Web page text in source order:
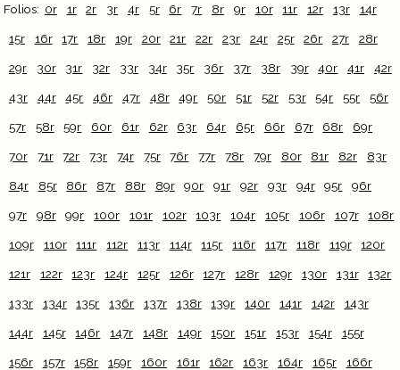
Folios: 0r 1r 2r 3r 4r 5r 6r 7r 8r 9r 10r 11r 12r 13r 14r
15r 16r 17r 18r 19r 20r 21r 22r 23r 24r 25r 26r 27r 28r
29r 30r 31r 32r 33r 34r 35r 36r 37r 38r 39r 40r 41r 42r
43r 44r 45r 46r 47r 48r 49r 50r 51r 52r 53r 54r 55r 56r
57r 58r 59r 60r 61r 62r 63r 64r 65r 66r 67r 68r 69r
70r 71r 72r 73r 74r 75r 76r 77r 78r 79r 80r 81r 82r 83r
84r 85r 86r 87r 88r 89r 90r 91r 92r 93r 94r 95r 96r
97r 98r 99r 100r 101r 102r 103r 104r 105r 106r 107r 108r
109r 110r 111r 112r 113r 114r 115r 116r 117r 118r 119r 120r
121r 122r 123r 124r 125r 126r 127r 128r 129r 130r 131r 132r
133r 134r 135r 136r 137r 138r 139r 140r 141r 142r 143r
144r 145r 146r 147r 148r 149r 150r 151r 153r 154r 155r
156r 157r 158r 159r 160r 161r 162r 163r 164r 165r 166r